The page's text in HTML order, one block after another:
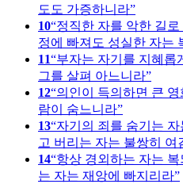
도도 가증하니라
10 정직한 자를 악한 길
정에 빠져도 성실한 자는
11 부자는 자기를 지혜롭
그를 살펴 아느니라
12 의인이 득의하면 큰
람이 숨느니라
13 자기의 죄를 숨기는
고 버리는 자는 불쌍히 여
14 항상 경외하는 자는
는 자는 재앙에 빠지리라